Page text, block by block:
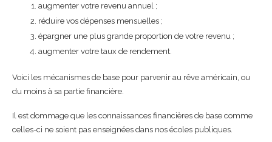
augmenter votre revenu annuel ;
réduire vos dépenses mensuelles ;
épargner une plus grande proportion de votre revenu ;
augmenter votre taux de rendement.
Voici les mécanismes de base pour parvenir au rêve américain, ou
du moins à sa partie financière.
Il est dommage que les connaissances financières de base comme
celles-ci ne soient pas enseignées dans nos écoles publiques.